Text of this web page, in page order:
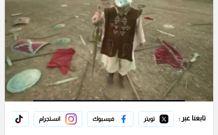
تابعنا عبر : تويتر فيسبوك انستجرام